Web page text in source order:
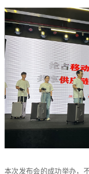
本次发布会的成功举办，